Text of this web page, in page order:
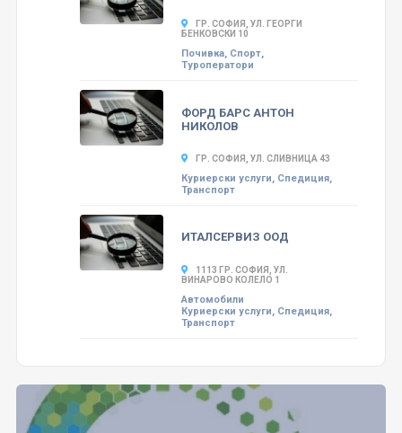
ГР. СОФИЯ, УЛ. ГЕОРГИ
БЕНКОВСКИ 10
Почивка, Спорт,
Туроператори
ФОРД БАРС АНТОН
НИКОЛОВ
ГР. СОФИЯ, УЛ. СЛИВНИЦА 43
Куриерски услуги, Спедиция,
Транспорт
ИТАЛСЕРВИЗ ООД
1113 ГР. СОФИЯ, УЛ.
ВИНАРОВО КОЛЕЛО 1
Автомобили
Куриерски услуги, Спедиция,
Транспорт